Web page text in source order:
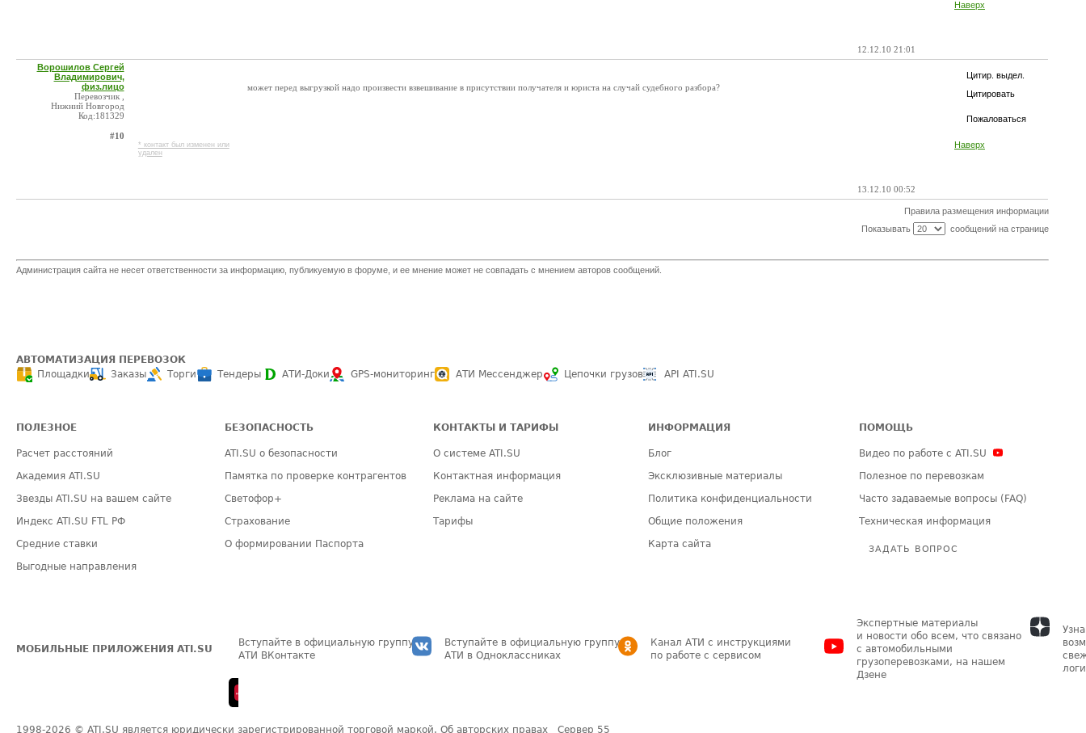
Наверх
12.12.10 21:01
Цитир. выдел.
Цитировать
Пожаловаться
Наверх
Ворошилов Сергей
Владимирович,
физ.лицо
Перевозчик ,
Нижний Новгород
Код:181329
#10
* контакт был изменен или
удален
может перед выгрузкой надо произвести взвешивание в присутствии получателя и юриста на случай судебного разбора?
13.12.10 00:52
Правила размещения информации
Показывать
сообщений на странице
Администрация сайта не несет ответственности за информацию, публикуемую в форуме, и ее мнение может не совпадать с мнением авторов сообщений.
АВТОМАТИЗАЦИЯ ПЕРЕВОЗОК
Площадки
Заказы Торги Тендеры АТИ-Доки GPS-мониторинг АТИ Мессенджер Цепочки грузов API ATI.SU
ПОЛЕЗНОЕ
Расчет расстояний
Академия ATI.SU
Звезды ATI.SU на вашем сайте
Индекс ATI.SU FTL РФ
Средние ставки
Выгодные направления
БЕЗОПАСНОСТЬ
ATI.SU о безопасности
Памятка по проверке контрагентов
Светофор+
Страхование
О формировании Паспорта
КОНТАКТЫ И ТАРИФЫ
О системе ATI.SU
Контактная информация
Реклама на сайте
Тарифы
ИНФОРМАЦИЯ
Блог
Эксклюзивные материалы
Политика конфиденциальности
Общие положения
Карта сайта
ПОМОЩЬ
Видео по работе с ATI.SU
Полезное по перевозкам
Часто задаваемые вопросы (FAQ)
Техническая информация
ЗАДАТЬ ВОПРОС
МОБИЛЬНЫЕ ПРИЛОЖЕНИЯ ATI.SU
Вступайте в официальную группу
АТИ ВКонтакте
Вступайте в официальную группу
АТИ в Одноклассниках
Канал АТИ с инструкциями
по работе с сервисом
Экспертные материалы
и новости обо всем, что связано
с автомобильными
грузоперевозками, на нашем
Дзене
1998-2026 © ATI.SU является юридически зарегистрированной торговой маркой. Об авторских правах Сервер 55